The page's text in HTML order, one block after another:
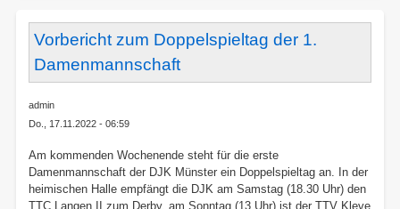
Vorbericht zum Doppelspieltag der 1.
Damenmannschaft
admin
Do., 17.11.2022 - 06:59
Am kommenden Wochenende steht für die erste
Damenmannschaft der DJK Münster ein Doppelspieltag an. In der
heimischen Halle empfängt die DJK am Samstag (18.30 Uhr) den
TTC Langen II zum Derby, am Sonntag (13 Uhr) ist der TTV Kleve